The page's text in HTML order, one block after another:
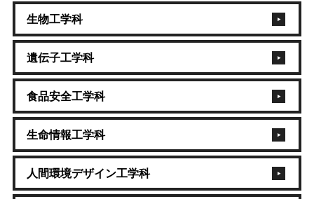
生物工学科
遺伝子工学科
食品安全工学科
生命情報工学科
人間環境デザイン工学科